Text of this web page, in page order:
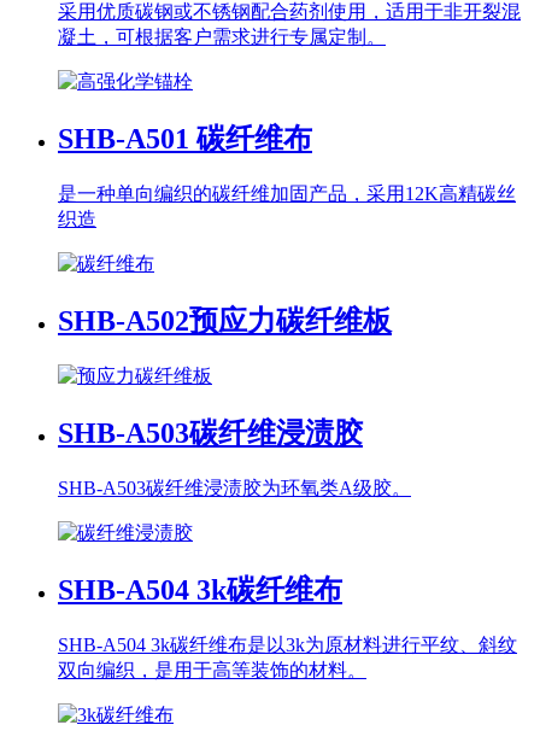
采用优质碳钢或不锈钢配合药剂使用，适用于非开裂混
凝土，可根据客户需求进行专属定制。
SHB-A501碳纤维布
是一种单向编织的碳纤维加固产品，采用12K高精碳丝
织造
SHB-A502预应力碳纤维板
SHB-A503碳纤维浸渍胶
SHB-A503碳纤维浸渍胶为环氧类A级胶。
SHB-A504 3k碳纤维布
SHB-A504 3k碳纤维布是以3k为原材料进行平纹、斜纹
双向编织，是用于高等装饰的材料。